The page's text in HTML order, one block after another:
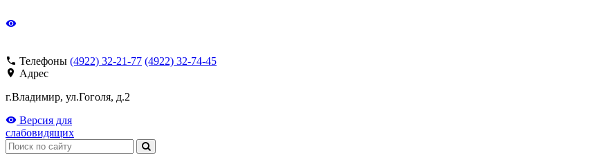
Телефоны (4922) 32-21-77 (4922) 32-74-45
Адрес
г.Владимир, ул.Гоголя, д.2
Версия для
слабовидящих
Поиск